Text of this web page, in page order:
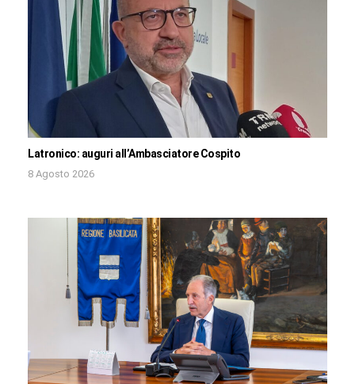
Latronico: auguri all’Ambasciatore Cospito
8 Agosto 2026